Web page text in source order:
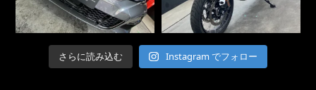
さらに読み込む Instagram でフォロー